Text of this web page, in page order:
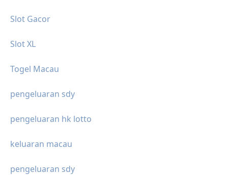
Slot Gacor
Slot XL
Togel Macau
pengeluaran sdy
pengeluaran hk lotto
keluaran macau
pengeluaran sdy